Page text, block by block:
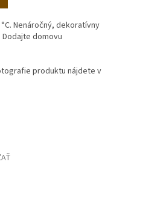
Nenáročný, dekoratívny
domovu
produktu nájdete v